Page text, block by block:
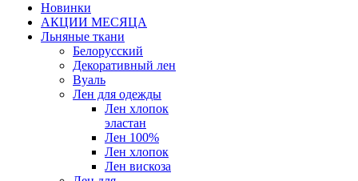
Новинки
АКЦИИ МЕСЯЦА
Льняные ткани
Белорусский
Декоративный лен
Вуаль
Лен для одежды
Лен хлопок
эластан
Лен 100%
Лен хлопок
Лен вискоза